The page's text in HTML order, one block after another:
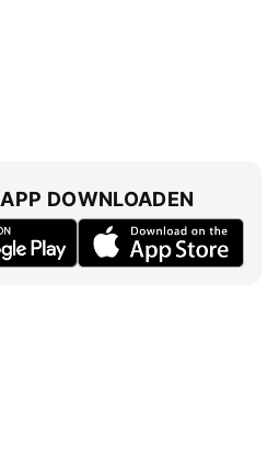
APP DOWNLOADEN